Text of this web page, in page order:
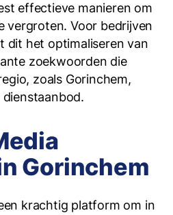
effectieve manieren om
vergroten. Voor bedrijven
dit het optimaliseren van
zoekwoorden die
zoals Gorinchem,
Gorinchem
krachtig platform om in